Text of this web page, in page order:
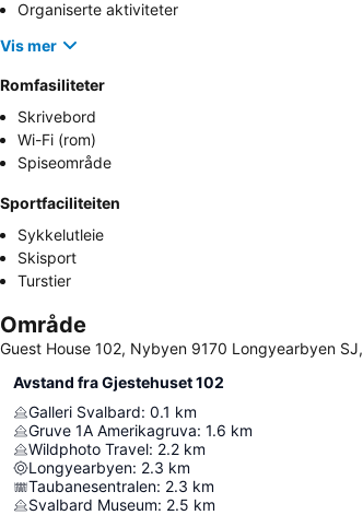
Organiserte aktiviteter
Vis mer
Romfasiliteter
Skrivebord
Wi-Fi (rom)
Spiseområde
Sportfaciliteiten
Sykkelutleie
Skisport
Turstier
Område
Guest House 102, Nybyen 9170 Longyearbyen
Avstand fra Gjestehuset 102
Galleri Svalbard: 0.1 km
Gruve 1A Amerikagruva: 1.6 km
Wildphoto Travel: 2.2 km
Longyearbyen: 2.3 km
Taubanesentralen: 2.3 km
Svalbard Museum: 2.5 km